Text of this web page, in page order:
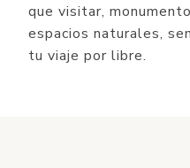
que visitar,
espacios naturales,
tu viaje por libre.